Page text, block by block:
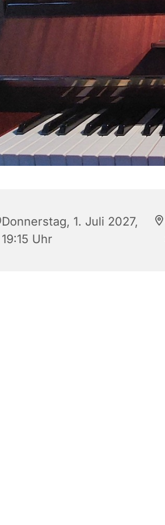
Donnerstag, 1. Juli 2027,
19:15 Uhr